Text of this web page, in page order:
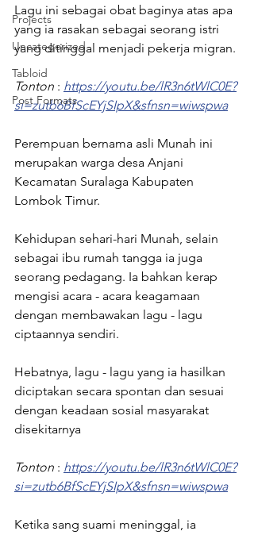
Projects
Uncategorized
Tabloid
Post Formats
Lagu ini sebagai obat baginya atas apa
yang ia rasakan sebagai seorang istri
yang ditinggal menjadi pekerja migran.
Tonton : https://youtu.be/lR3n6tWlC0E?
si=zutb6BfScEYjSIpX&sfnsn=wiwspwa
Perempuan bernama asli Munah ini
merupakan warga desa Anjani
Kecamatan Suralaga Kabupaten
Lombok Timur.
Kehidupan sehari-hari Munah, selain
sebagai ibu rumah tangga ia juga
seorang pedagang. Ia bahkan kerap
mengisi acara - acara keagamaan
dengan membawakan lagu - lagu
ciptaannya sendiri.
Hebatnya, lagu - lagu yang ia hasilkan
diciptakan secara spontan dan sesuai
dengan keadaan sosial masyarakat
disekitarnya
Tonton : https://youtu.be/lR3n6tWlC0E?
si=zutb6BfScEYjSIpX&sfnsn=wiwspwa
Ketika sang suami meninggal, ia